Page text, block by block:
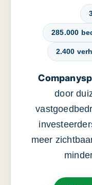
285.000
2.400
door
meer